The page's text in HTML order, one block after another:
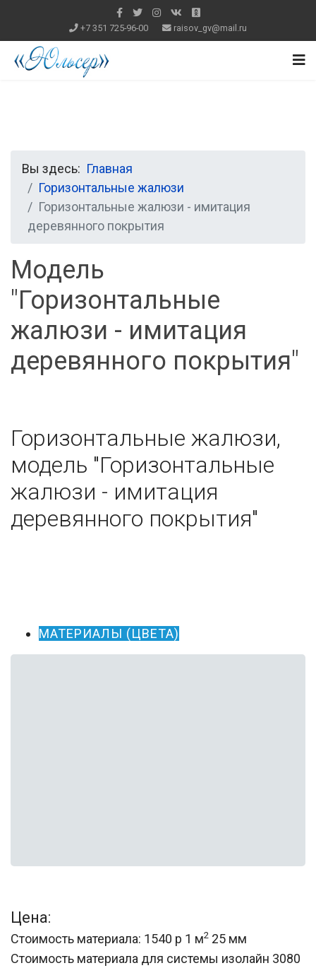
+7 351 725-96-00 raisov_gv@mail.ru
Вы здесь: Главная
Горизонтальные жалюзи
Горизонтальные жалюзи - имитация
деревянного покрытия
Модель
"Горизонтальные
жалюзи - имитация
деревянного покрытия"
Горизонтальные жалюзи,
модель "Горизонтальные
жалюзи - имитация
деревянного покрытия"
МАТЕРИАЛЫ (ЦВЕТА)
Цена:
Стоимость материала: 1540 р 1 м2 25 мм
Стоимость материала для системы изолайн 3080